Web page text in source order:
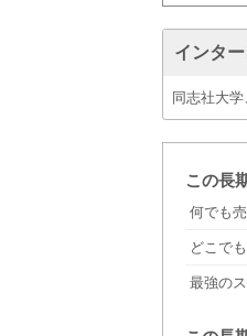
インタ
同志社大
この長
何でも
どこで
最強の